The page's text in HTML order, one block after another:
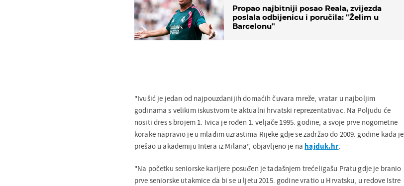
Propao najbitniji posao Reala, zvijezda
poslala odbijenicu i poručila: "Želim u
Barcelonu"
"Ivušić je jedan od najpouzdanijih domaćih čuvara mreže, vratar u najboljim
godinama s velikim iskustvom te aktualni hrvatski reprezentativac. Na Poljudu će
nositi dres s brojem 1. Ivica je rođen 1. veljače 1995. godine, a svoje prve nogometne
korake napravio je u mlađim uzrastima Rijeke gdje se zadržao do 2009. godine kada je
prešao u akademiju Intera iz Milana", objavljeno je na hajduk.hr:
"Na početku seniorske karijere posuđen je tadašnjem trećeligašu Pratu gdje je branio
prve seniorske utakmice da bi se u ljetu 2015. godine vratio u Hrvatsku, u redove Istre